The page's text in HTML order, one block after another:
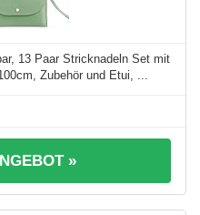
13 Paar Stricknadeln Set mit
Zubehör und Etui, ...
»